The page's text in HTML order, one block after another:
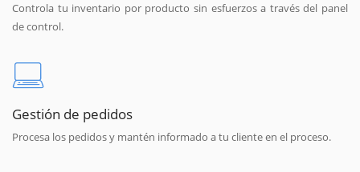
Controla tu inventario por producto sin esfuerzos a través del panel
de control.
Gestión de pedidos
Procesa los pedidos y mantén informado a tu cliente en el proceso.